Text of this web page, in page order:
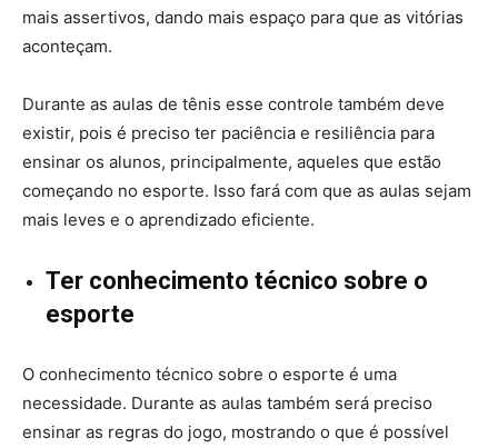
mais assertivos, dando mais espaço para que as vitórias
aconteçam.
Durante as aulas de tênis esse controle também deve
existir, pois é preciso ter paciência e resiliência para
ensinar os alunos, principalmente, aqueles que estão
começando no esporte. Isso fará com que as aulas sejam
mais leves e o aprendizado eficiente.
Ter conhecimento técnico sobre o
esporte
O conhecimento técnico sobre o esporte é uma
necessidade. Durante as aulas também será preciso
ensinar as regras do jogo, mostrando o que é possível